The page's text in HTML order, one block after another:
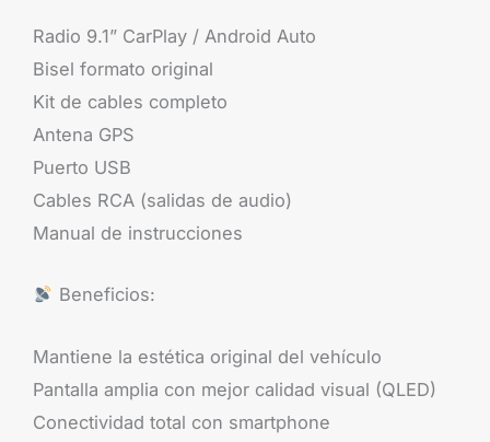
Radio 9.1” CarPlay / Android Auto
Bisel formato original
Kit de cables completo
Antena GPS
Puerto USB
Cables RCA (salidas de audio)
Manual de instrucciones
Beneficios:
Mantiene la estética original del vehículo
Pantalla amplia con mejor calidad visual (QLED)
Conectividad total con smartphone